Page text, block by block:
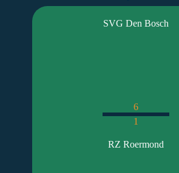
SVG Den Bosch
6
1
RZ Roermond